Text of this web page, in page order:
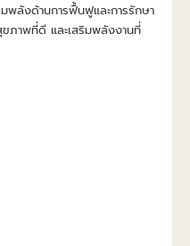
พลังด้านการฟื้นฟูและการรักษา
ขภาพที่ดี และเสริมพลังงานที่